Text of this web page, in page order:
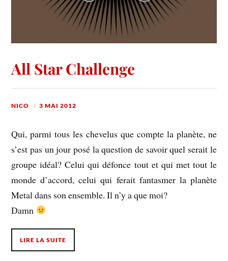
All Star Challenge
NICO 3 MAI 2012
Qui, parmi tous les chevelus que compte la planète, ne
s’est pas un jour posé la question de savoir quel serait le
groupe idéal? Celui qui défonce tout et qui met tout le
monde d’accord, celui qui ferait fantasmer la planète
Metal dans son ensemble. Il n’y a que moi?
Damn
LIRE LA SUITE